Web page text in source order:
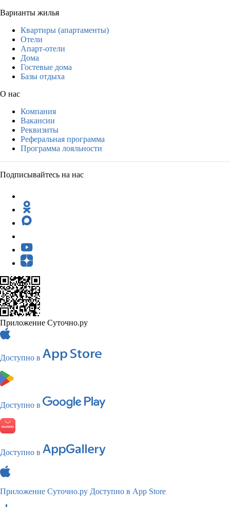
Варианты жилья
Квартиры (апартаменты)
Отели
Апарт-отели
Дома
Гостевые дома
Базы отдыха
О нас
Компания
Вакансии
Реквизиты
Реферальная программа
Программа лояльности
Подписывайтесь на нас
Приложение Суточно.ру
Доступно в
Доступно в
Доступно в
Приложение Суточно.ру Доступно в App Store